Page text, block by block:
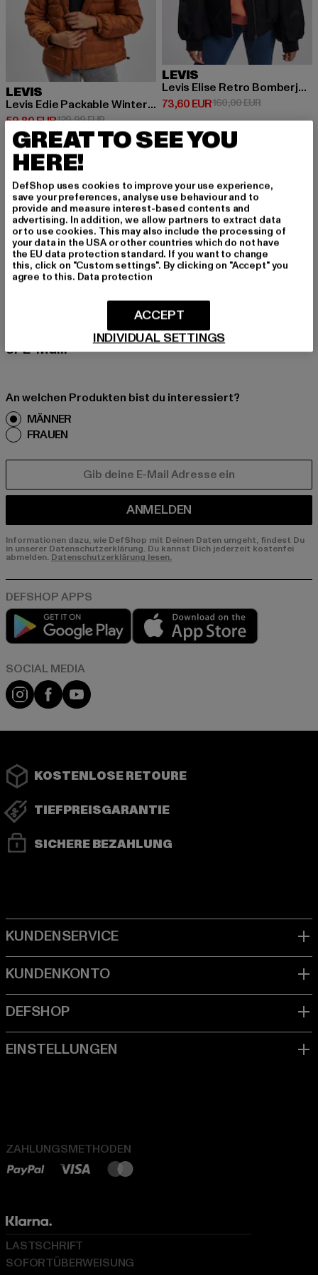
LEVIS
Levis Edie Packable Winterjacke
59,80 EUR
Derzeitiger Preis: 59,80 EUR
129,99 EURAktionspreis: 129,99 EUR
LEVIS
Levis Elise Retro Bomberjacke
73,60 EUR
Derzeitiger Preis: 73,60 EUR
160,00 EUR
MELDE DICH AN, UM
INSPIRIERT ZU BLEI
BEN!
Melde dich hier für unseren Newsletter an und
erhalte künftig Informationen über aktuelle Tre
nds, Angebote und Gutscheine von DefShop p
er E-Mail!
An welchen Produkten bist du interessiert?
MÄNNER
FRAUEN
ANMELDEN
Informationen dazu, wie DefShop mit Deinen Daten umgeht, findest Du
in unserer Datenschutzerklärung. Du kannst Dich jederzeit kostenfei
abmelden. Datenschutzerklärung lesen.
Play market
Instagram
FacebookYouTube
KOSTENLOSE RETOURE
TIEFPREISGARANTIE
SICHERE BEZAHLUNG
ZAHLUNGSMETHODEN
LASTSCHRIFT
SOFORTÜBERWEISUNG
GREAT TO SEE YOU
HERE!
DefShop uses cookies to improve your use experience,
save your preferences, analyse use behaviour and to
provide and measure interest-based contents and
advertising. In addition, we allow partners to extract data
or to use cookies. This may also include the processing of
your data in the USA or other countries which do not have
the EU data protection standard. If you want to change
this, click on "Custom settings". By clicking on "Accept" you
agree to this. Data protection
INDIVIDUAL SETTINGS
ACCEPT